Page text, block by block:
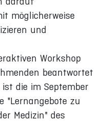
möglicherweise
und
Workshop
beantwortet
die im September
"Lernangebote zu
Medizin" des